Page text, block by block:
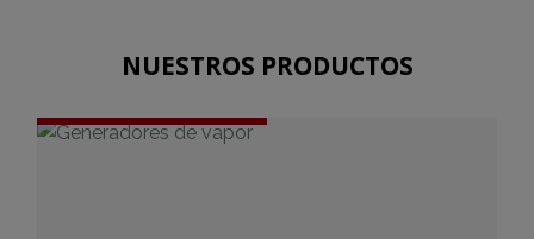
NUESTROS PRODUCTOS